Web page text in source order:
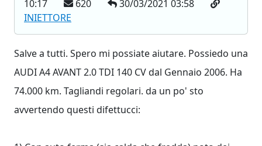
10:17
620
30/03/2021 03:58
INIETTORE
Salve a tutti. Spero mi possiate aiutare. Possiedo una
AUDI A4 AVANT 2.0 TDI 140 CV dal Gennaio 2006. Ha
74.000 km. Tagliandi regolari. da un po' sto
avvertendo questi difettucci: